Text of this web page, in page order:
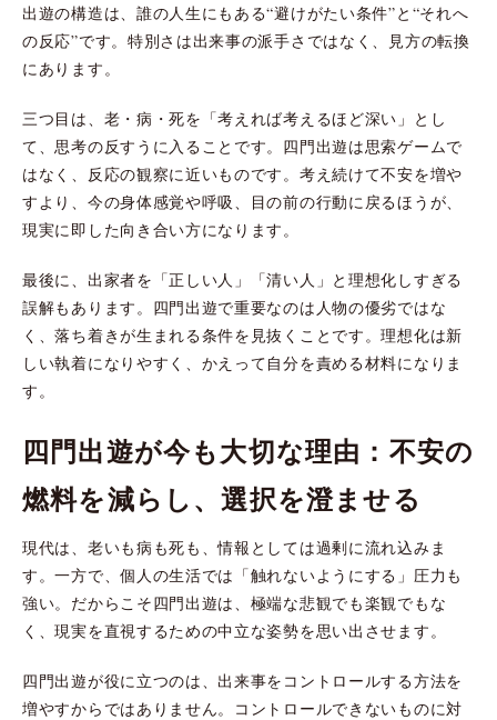
出遊の構造は、誰の人生にもある“避けがたい条件”と“それへ
の反応”です。特別さは出来事の派手さではなく、見方の転換
にあります。
三つ目は、老・病・死を「考えれば考えるほど深い」とし
て、思考の反すうに入ることです。四門出遊は思索ゲームで
はなく、反応の観察に近いものです。考え続けて不安を増や
すより、今の身体感覚や呼吸、目の前の行動に戻るほうが、
現実に即した向き合い方になります。
最後に、出家者を「正しい人」「清い人」と理想化しすぎる
誤解もあります。四門出遊で重要なのは人物の優劣ではな
く、落ち着きが生まれる条件を見抜くことです。理想化は新
しい執着になりやすく、かえって自分を責める材料になりま
す。
四門出遊が今も大切な理由：不安の
燃料を減らし、選択を澄ませる
現代は、老いも病も死も、情報としては過剰に流れ込みま
す。一方で、個人の生活では「触れないようにする」圧力も
強い。だからこそ四門出遊は、極端な悲観でも楽観でもな
く、現実を直視するための中立な姿勢を思い出させます。
四門出遊が役に立つのは、出来事をコントロールする方法を
増やすからではありません。コントロールできないものに対